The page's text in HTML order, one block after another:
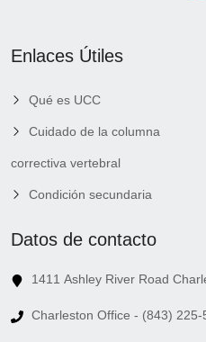
Enlaces Útiles
Qué es UCC
Cuidado de la columna
correctiva vertebral
Condición secundaria
Datos de contacto
1411 Ashley River Road
Charleston Office - (843) 225-